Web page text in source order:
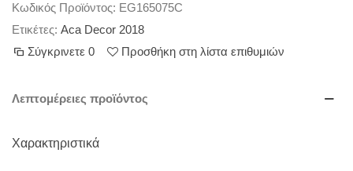
Κωδικός Προϊόντος: EG165075C
Ετικέτες: Aca Decor 2018
Σύγκρινετε 0 Προσθήκη στη λίστα επιθυμιών
Λεπτομέρειες προϊόντος
Χαρακτηριστικά